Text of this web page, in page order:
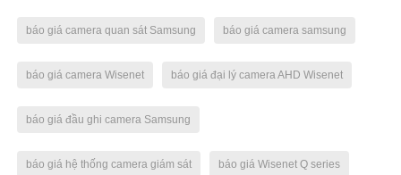
báo giá camera quan sát Samsung báo giá camera samsung
báo giá camera Wisenet báo giá đại lý camera AHD Wisenet
báo giá đầu ghi camera Samsung
báo giá hệ thống camera giám sát báo giá Wisenet Q series